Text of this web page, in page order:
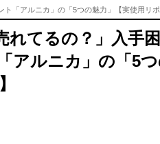
「アルニカ」の「5つの魅力」【実使用リポ
てるの？」入手困
アルニカ」の「5